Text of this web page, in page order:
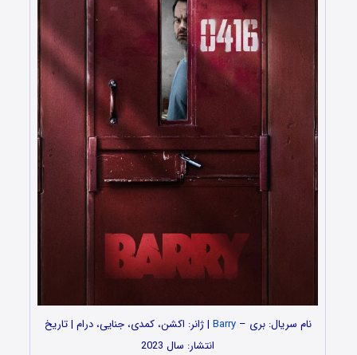
نام سریال: بری –Barry | ژانر: اکشن، کمدی، جنایی، درام | تاریخ
انتشار: سال 2023